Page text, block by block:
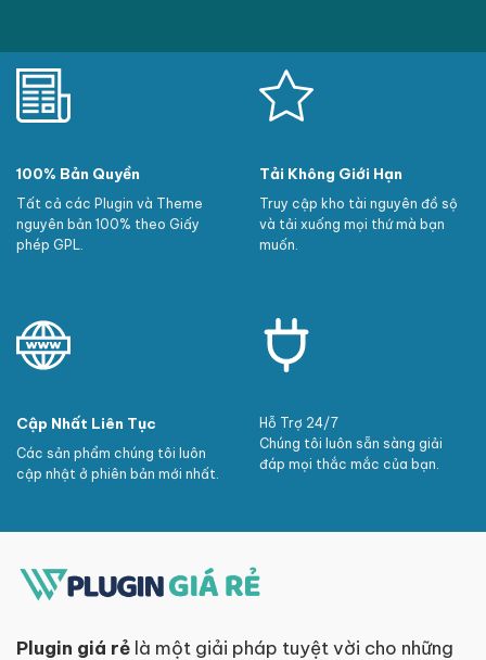
100% Bản Quyền
Tất cả các Plugin và Theme
nguyên bản 100% theo Giấy
phép GPL.
Tải Không Giới Hạn
Truy cập kho tài nguyên đồ sộ
và tải xuống mọi thứ mà bạn
muốn.
Cập Nhất Liên Tục
Các sản phẩm chúng tôi luôn
cập nhật ở phiên bản mới nhất.
Hỗ Trợ 24/7
Chúng tôi luôn sẵn sàng giải
đáp mọi thắc mắc của bạn.
Plugin giá rẻ là một giải pháp tuyệt vời cho những